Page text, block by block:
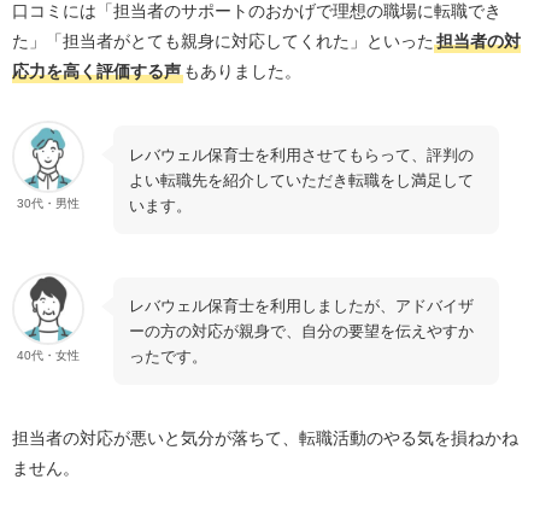
口コミには「担当者のサポートのおかげで理想の職場に転職でき
た」「担当者がとても親身に対応してくれた」といった 担当者の対
応力を高く評価する声もありました。
30代・男性
レバウェル保育士を利用させてもらって、評判の
よい転職先を紹介していただき転職をし満足して
います。
40代・女性
レバウェル保育士を利用しましたが、アドバイザ
ーの方の対応が親身で、自分の要望を伝えやすか
ったです。
担当者の対応が悪いと気分が落ちて、転職活動のやる気を損ねかね
ません。